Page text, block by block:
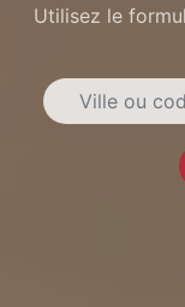
Utilisez le